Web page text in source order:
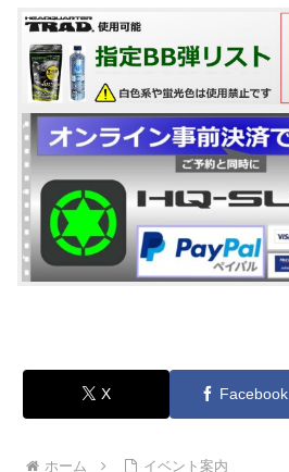
X Facebook
ホーム イベント案内